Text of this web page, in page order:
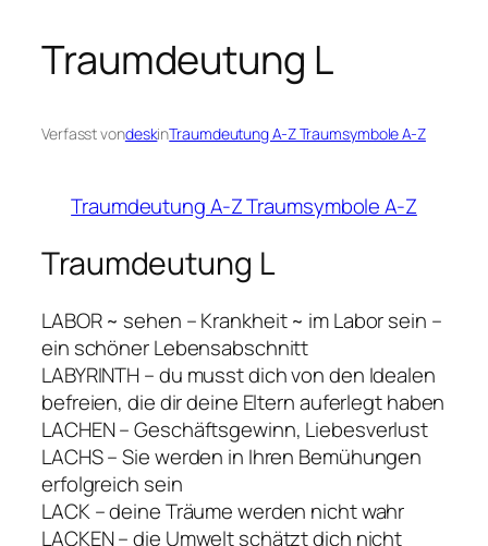
Traumdeutung L
Verfasst vondeskinTraumdeutung A-Z Traumsymbole A-Z
Traumdeutung A-Z Traumsymbole A-Z
Traumdeutung L
LABOR ~ sehen – Krankheit ~ im Labor sein –
ein schöner Lebensabschnitt
LABYRINTH – du musst dich von den Idealen
befreien, die dir deine Eltern auferlegt haben
LACHEN – Geschäftsgewinn, Liebesverlust
LACHS – Sie werden in Ihren Bemühungen
erfolgreich sein
LACK – deine Träume werden nicht wahr
LACKEN – die Umwelt schätzt dich nicht